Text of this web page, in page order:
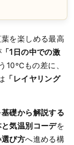
を楽しめる最高
「1日の中での激
10℃もの差に、
「レイヤリング
基礎から解説する
気温別コーデを
び方へ進める構